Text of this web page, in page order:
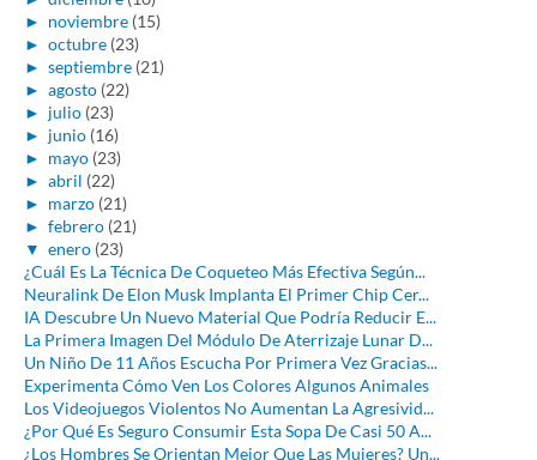
► noviembre (15)
► octubre (23)
► septiembre (21)
► agosto (22)
► julio (23)
► junio (16)
► mayo (23)
► abril (22)
► marzo (21)
► febrero (21)
▼ enero (23)
¿Cuál Es La Técnica De Coqueteo Más Efectiva Según...
Neuralink De Elon Musk Implanta El Primer Chip Cer...
IA Descubre Un Nuevo Material Que Podría Reducir E...
La Primera Imagen Del Módulo De Aterrizaje Lunar D...
Un Niño De 11 Años Escucha Por Primera Vez Gracias...
Experimenta Cómo Ven Los Colores Algunos Animales
Los Videojuegos Violentos No Aumentan La Agresivid...
¿Por Qué Es Seguro Consumir Esta Sopa De Casi 50 A...
¿Los Hombres Se Orientan Mejor Que Las Mujeres? Un...